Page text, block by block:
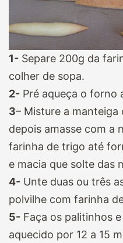
1- Separe 200g da
colher de sopa.
2- Pré aqueça o forno
3– Misture a manteiga
depois amasse com a
farinha de trigo até
e macia que solte das
4- Unte duas ou três
polvilhe com farinha
5- Faça os palitinhos
aquecido por 12 a 15